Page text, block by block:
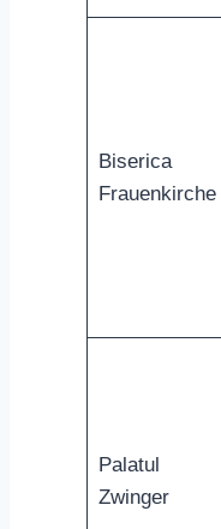
Biserica
Frauenkirche
Palatul
Zwinger